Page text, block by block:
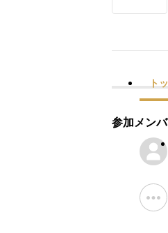
ト
参加メン